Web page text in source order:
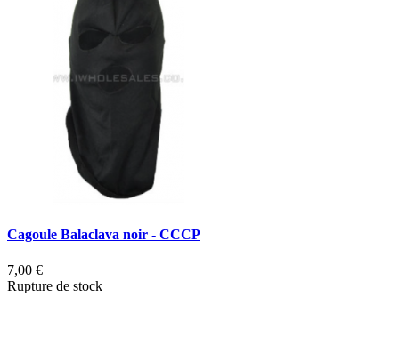
Cagoule Balaclava noir - CCCP
7,00 €
Rupture de stock